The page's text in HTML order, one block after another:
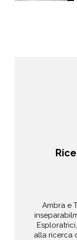
Ambra e
alla ricerca